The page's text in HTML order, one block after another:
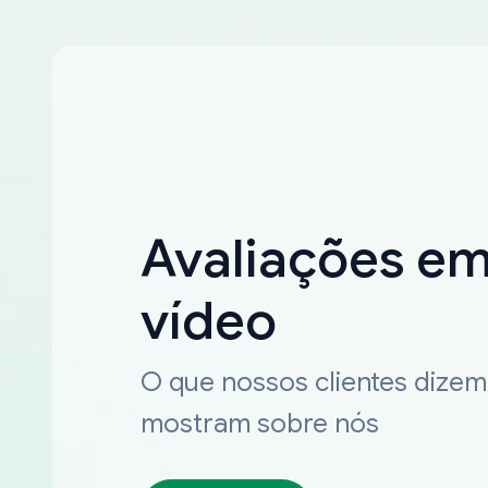
Avaliações
vídeo
O que nossos clientes
mostram sobre nós